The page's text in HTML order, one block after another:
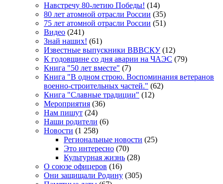
Навстречу 80-летию Победы! (14)
80 лет атомной отрасли России (35)
75 лет атомной отрасли России (51)
Видео (241)
Знай наших! (61)
Известные выпускники ВВВСКУ(12)
К годовщине со дня аварии на ЧАЭС (79)
Книга "50 лет вместе" (7)
Книга "В одном строю. Воспоминания ветеранов
военно-строительных частей." (62)
Книга "Славные традиции" (12)
Мероприятия (36)
Нам пишут (24)
Наши родители (6)
Новости (1 258)
Региональные новости (25)
Это интересно (70)
Культурная жизнь (28)
О союзе офицеров (16)
Они защищали Родину (305)